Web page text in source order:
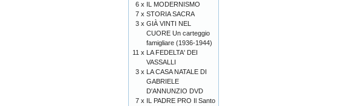
6 x IL MODERNISMO
7 x STORIA SACRA
3 x GIÀ VINTI NEL
CUORE Un carteggio
famigliare (1936-1944)
11 x LA FEDELTA' DEI
VASSALLI
3 x LA CASA NATALE DI
GABRIELE
D'ANNUNZIO DVD
7 x IL PADRE PRO Il Santo